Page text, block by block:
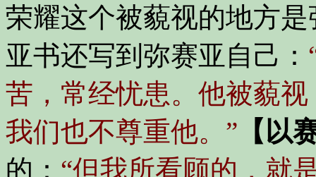
荣耀这个被藐视的地方
亚书还写到弥赛亚自己：
苦，常经忧患。他被藐
我们也不尊重他。” 【以
的： “但我所看顾的，就